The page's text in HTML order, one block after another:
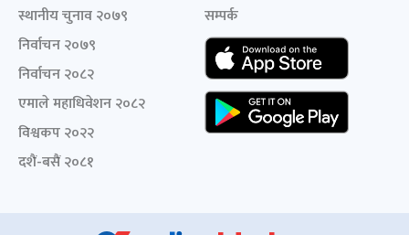
स्थानीय चुनाव २०७९
निर्वाचन २०७९
निर्वाचन २०८२
एमाले महाधिवेशन २०८२
विश्वकप २०२२
दशैं-बसैं २०८१
सम्पर्क